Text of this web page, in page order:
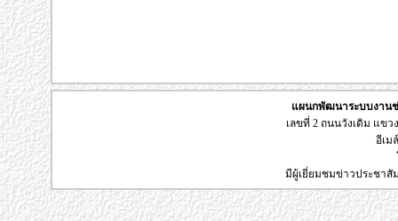
แผนกพัฒนาระบบงานช่
เลขที่ 2 ถนนวังเดิม แขว
อีเม
มีผู้เยี่ยมชมข่าวประชา